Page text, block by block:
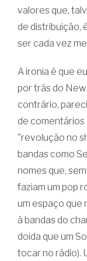
valores que,
de distribuição,
ser cada vez
A ironia é que
por trás do New
contrário,
de comentários
"revolução no
bandas como
nomes que,
faziam um pop
um espaço que
à bandas do
doida que um
tocar no rádio).